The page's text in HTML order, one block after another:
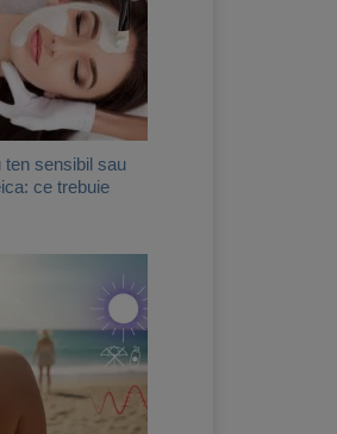
ten sensibil sau
ce trebuie